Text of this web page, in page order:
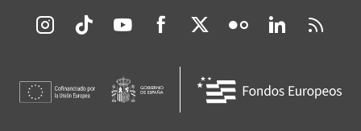
Redes sociales JCCM